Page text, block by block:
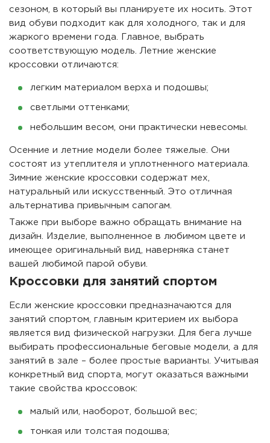
сезоном, в который вы планируете их носить. Этот
вид обуви подходит как для холодного, так и для
жаркого времени года. Главное, выбрать
соответствующую модель. Летние женские
кроссовки отличаются:
легким материалом верха и подошвы;
светлыми оттенками;
небольшим весом, они практически невесомы.
Осенние и летние модели более тяжелые. Они
состоят из утеплителя и уплотненного материала.
Зимние женские кроссовки содержат мех,
натуральный или искусственный. Это отличная
альтернатива привычным сапогам.
Также при выборе важно обращать внимание на
дизайн. Изделие, выполненное в любимом цвете и
имеющее оригинальный вид, наверняка станет
вашей любимой парой обуви.
Кроссовки для занятий спортом
Если женские кроссовки предназначаются для
занятий спортом, главным критерием их выбора
является вид физической нагрузки. Для бега лучше
выбирать профессиональные беговые модели, а для
занятий в зале – более простые варианты. Учитывая
конкретный вид спорта, могут оказаться важными
такие свойства кроссовок:
малый или, наоборот, большой вес;
тонкая или толстая подошва;